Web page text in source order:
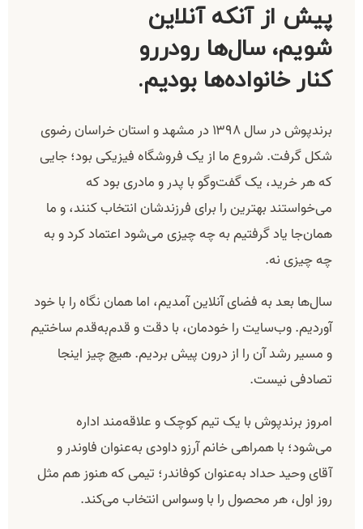
پیش از آنکه آنلاین
شویم، سال‌ها رو‌در‌رو
کنار خانواده‌ها بودیم.
برندپوش در سال ۱۳۹۸ در مشهد و استان خراسان رضوی
شکل گرفت. شروع ما از یک فروشگاه فیزیکی بود؛ جایی
که هر خرید، یک گفت‌وگو با پدر و مادری بود که
می‌خواستند بهترین را برای فرزندشان انتخاب کنند، و ما
همان‌جا یاد گرفتیم به چه چیزی می‌شود اعتماد کرد و به
چه چیزی نه.
سال‌ها بعد به فضای آنلاین آمدیم، اما همان نگاه را با خود
آوردیم. وب‌سایت را خودمان، با دقت و قدم‌به‌قدم ساختیم
و مسیر رشد آن را از درون پیش بردیم. هیچ چیز اینجا
تصادفی نیست.
امروز برندپوش با یک تیم کوچک و علاقه‌مند اداره
می‌شود؛ با همراهی خانم آرزو داودی به‌عنوان فاوندر و
آقای وحید حداد به‌عنوان کوفاندر؛ تیمی که هنوز هم مثل
روز اول، هر محصول را با وسواس انتخاب می‌کند.